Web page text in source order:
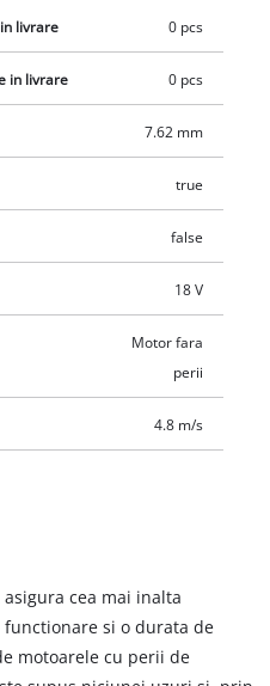
livrare 0 pcs
in livrare 0 pcs
7.62 mm
true
false
18 V
Motor fara
perii
4.8 m/s
cea mai inalta
si o durata de
motoarele cu perii de